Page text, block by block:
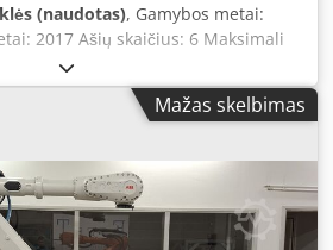
(naudotas), Gamybos metai:
2017 Ašių skaičius: 6 Maksimali
An Asgmsha Darbinis
1058 kg Serijos numeris:
Mažas skelbimas